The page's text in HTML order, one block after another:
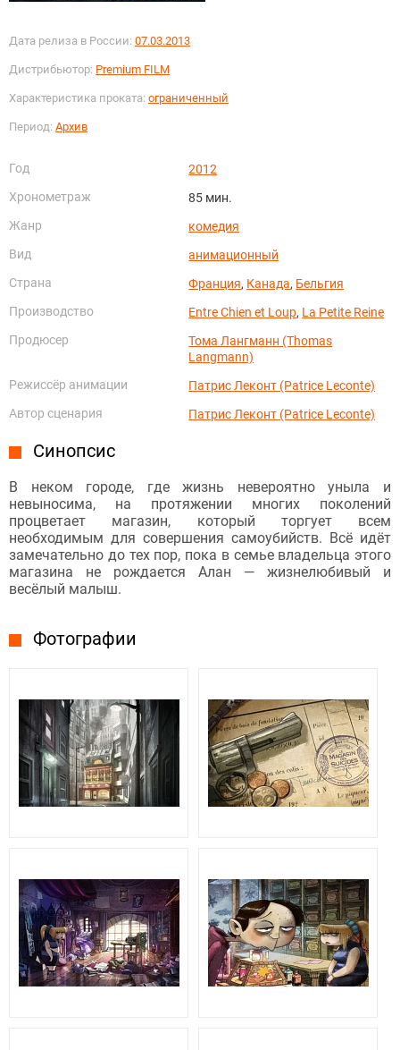
Дата релиза в России: 07.03.2013
Дистрибьютор: Premium FILM
Характеристика проката: ограниченный
Период: Архив
Год
2012
Хронометраж
85 мин.
Жанр
комедия
Вид
анимационный
Страна
Франция, Канада, Бельгия
Производство
Entre Chien et Loup, La Petite Reine
Продюсер
Тома Лангманн (Thomas
Langmann)
Режиссёр анимации
Патрис Леконт (Patrice Leconte)
Автор сценария
Патрис Леконт (Patrice Leconte)
Синопсис
В неком городе, где жизнь невероятно уныла и
невыносима, на протяжении многих поколений
процветает магазин, который торгует всем
необходимым для совершения самоубийств. Всё идёт
замечательно до тех пор, пока в семье владельца этого
магазина не рождается Алан — жизнелюбивый и
весёлый малыш.
Фотографии